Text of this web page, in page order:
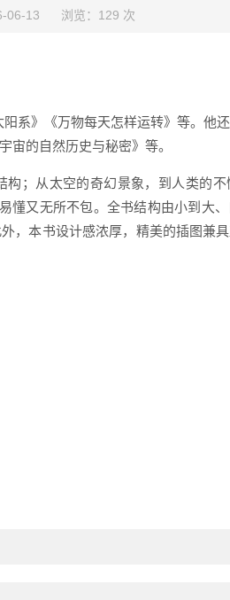
06-13 浏览：129 次
系》《万物每天怎样运转》等。他
宙的自然历史与秘密》等。
；从太空的奇幻景象，到人类的
懂又无所不包。全书结构由小到大
，本书设计感浓厚，精美的插图兼